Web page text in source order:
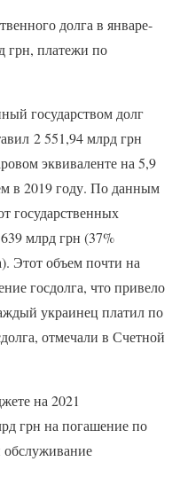
долга в январе-
грн, платежи по
государством долг
2 551,94 млрд грн
эквиваленте на 5,9
в 2019 году. По данным
государственных
млрд грн (37%
Этот объем почти на
госдолга, что привело
украинец платил по
отмечали в Счетной
на 2021
грн на погашение по